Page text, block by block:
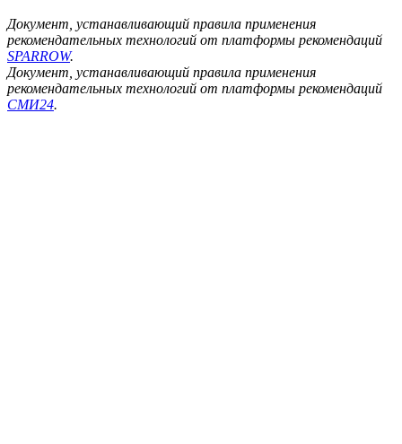
Документ, устанавливающий правила применения
рекомендательных технологий от платформы рекомендаций
SPARROW.
Документ, устанавливающий правила применения
рекомендательных технологий от платформы рекомендаций
СМИ24.